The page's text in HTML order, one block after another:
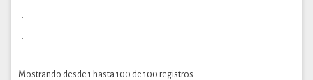
.
.
Mostrando desde 1 hasta 100 de 100 registros